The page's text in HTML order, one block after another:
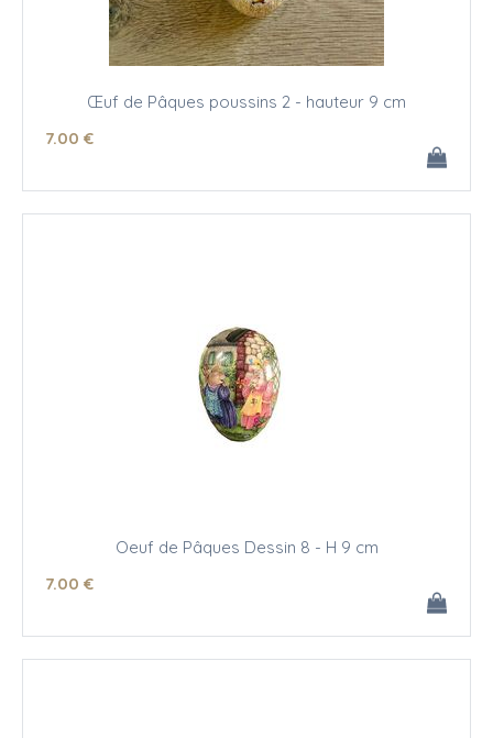
Œuf de Pâques poussins 2 - hauteur 9 cm
7.00 €
Oeuf de Pâques Dessin 8 - H 9 cm
7.00 €